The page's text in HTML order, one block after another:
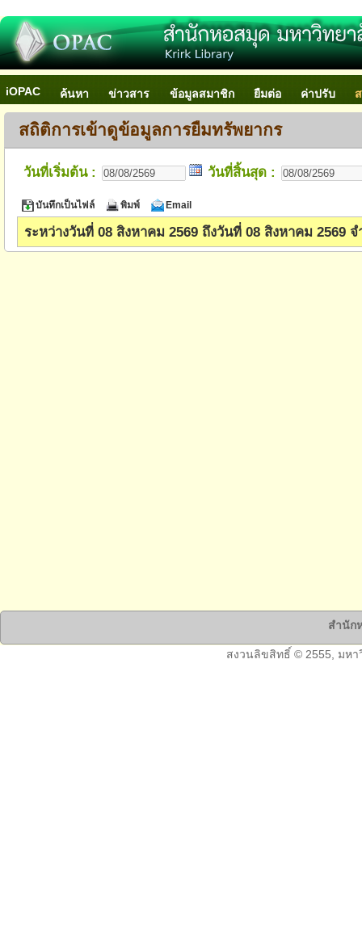
iOPAC ค้นหา ข่าวสาร ข้อมูลสมาชิก ยืมต่อ ค่าปรับ
สถิติการเข้าดูข้อมูลการยืมทรัพยากร
วันที่เริ่มต้น : วันที่สิ้นสุด :
บันทึกเป็นไฟล์ พิมพ์ Email
ระหว่างวันที่ 08 สิงหาคม 2569 ถึงวันที่ 08 สิงหาคม 2569
สำนัก
สงวนลิขสิทธิ์ © 2555, มห